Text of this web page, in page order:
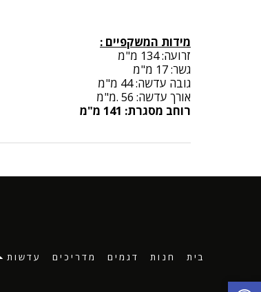
מידות המשקפיים :
זרועה: 134 מ"מ
גשר: 17 מ"מ
גובה עדשה: 44 מ"מ
אורך עדשה: 56 .מ"מ
רוחב מסגרת: 141 מ"מ
בית חנות דגמים מדריכים עדשות